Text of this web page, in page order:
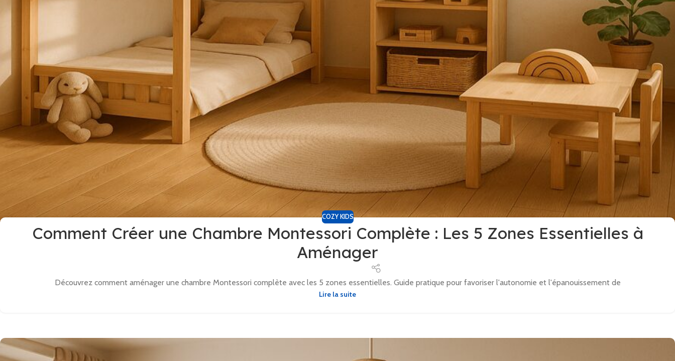
COZY KIDS
Comment Créer une Chambre Montessori Complète : Les 5 Zones Essentielles à
Aménager
Découvrez comment aménager une chambre Montessori complète avec les 5 zones essentielles. Guide pratique pour favoriser l'autonomie et l'épanouissement de
Lire la suite